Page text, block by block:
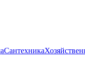
Сантехника